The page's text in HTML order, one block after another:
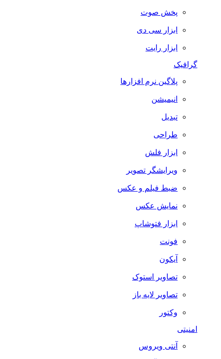
پخش صوت
ابزار سی دی
ابزار رایت
گرافیک
پلاگین نرم افزارها
انیمیشن
تبدیل
طراحی
ابزار فلش
ویرایشگر تصویر
ضبط فيلم و عكس
نمایش عکس
ابزار فتوشاپ
فونت
آیکون
تصاویر استوک
تصاویر لایه باز
وکتور
امنیتی
آنتی ویروس